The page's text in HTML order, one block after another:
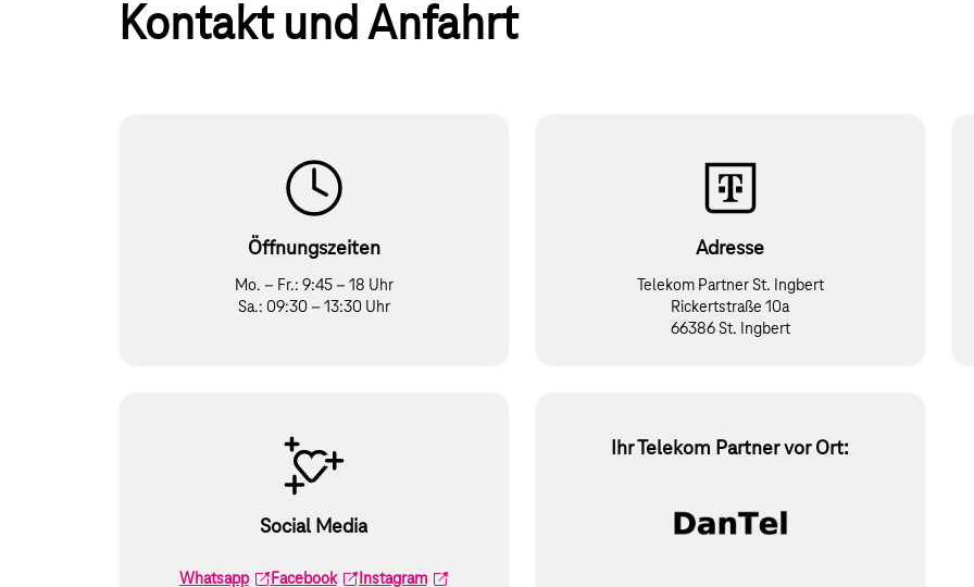
Kontakt und Anfahrt
Öffnungszeiten
Mo. – Fr.: 9:45 – 18 Uhr
Sa.: 09:30 – 13:30 Uhr
Adresse
Telekom Partner St. Ingbert
Rickertstraße 10a
66386 St. Ingbert
Social Media
Whatsapp Facebook Instagram
Ihr Telekom Partner vor Ort: